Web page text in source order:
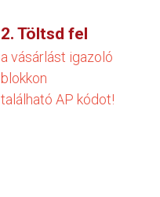
2. Töltsd fel
a vásárlást igazoló
blokkon
található AP kódot!